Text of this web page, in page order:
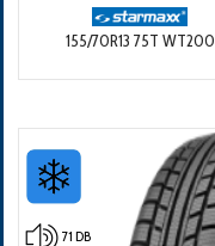
155/70R13 75T WT200
71 DB